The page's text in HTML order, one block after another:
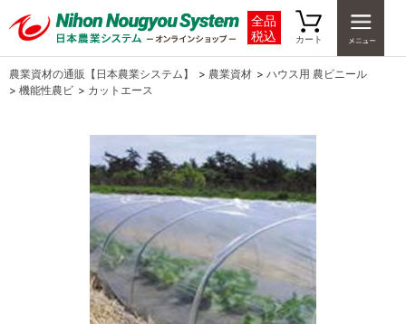
全品
税込
カート
農業資材の通販【日本農業システム】 > 農業資材 > ハウス用 農ビニール
> 機能性農ビ > カットエース